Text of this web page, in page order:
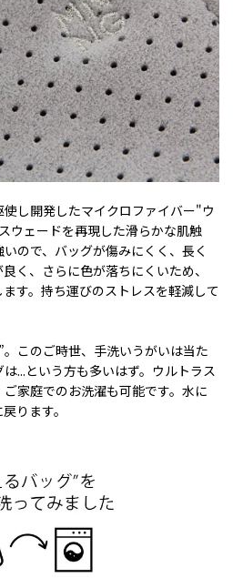
し開発したマイクロファイバー"ウ
ウェードを再現した滑らかな肌触
ので、バッグが傷みにくく、長く
く、さらに色が落ちにくいため、
す。持ち運びのストレスを軽減して
このご時世、手洗いうがいは当た
...という方も多いはず。ウルトラス
家庭でのお洗濯も可能です。水に
ります。